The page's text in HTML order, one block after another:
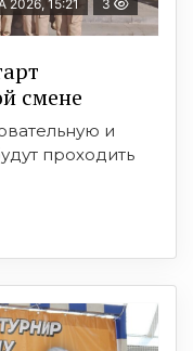
2026, 15:21 3
смене
и
проходить